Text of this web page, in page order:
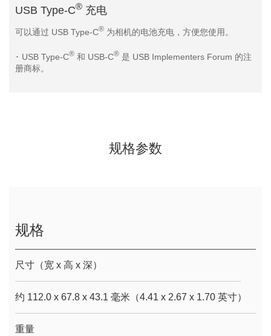
USB Type-C® 充电
可以通过 USB Type-C® 为相机的电池充电，方便您使用。
･ USB Type-C® 和 USB-C® 是 USB Implementers Forum 的注
册商标。
规格参数
规格
尺寸（宽 x 高 x 深）
约 112.0 x 67.8 x 43.1 毫米（4.41 x 2.67 x 1.70 英寸）
重量